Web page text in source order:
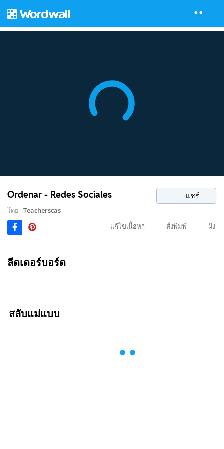
Ordenar - Redes Sociales แชร์
โดย Teacherscas
แก้ไขเนื้อหา
สั่งพิมพ์ ฝัง
ลีดเดอร์บอร์ด
สลับแม่แบบ